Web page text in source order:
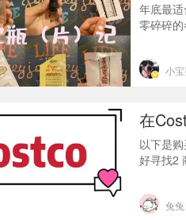
年底最
零碎碎
错，上
绷。今
小
在
以下是
好寻找2
能不同
分我买
兔